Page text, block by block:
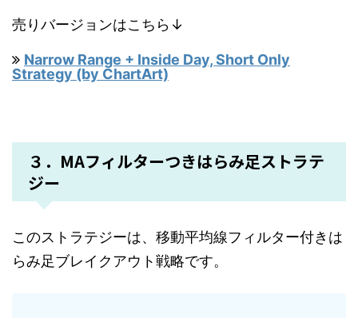
売りバージョンはこちら↓
Narrow Range + Inside Day, Short Only
Strategy (by ChartArt)
３．MAフィルターつきはらみ足ストラテ
ジー
このストラテジーは、移動平均線フィルター付きは
らみ足ブレイクアウト戦略です。